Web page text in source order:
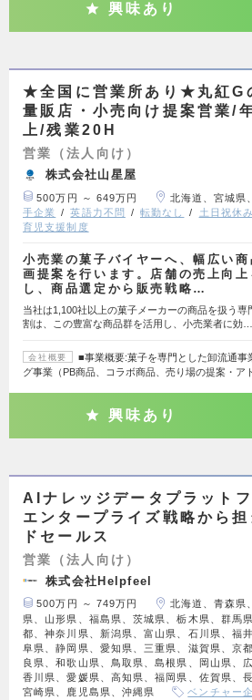
興味あり
★全国に営業所あり★丸紅G
量販店・小売向け提案営業/
上/残業20H
営業（法人向け）
株式会社山星屋
500万円 ～ 649万円 北海道、宮城県
手企業
英語力不問 転勤なし 土日祝休み
育児支援制度
小売業の菓子バイヤーへ、幅広い商
画提案を行います。店舗の売上向上
し、商品選定から販売戦略…
当社は1,100社以上の菓子メーカーの商品を扱う
割は、この豊富な商品群を活用し、小売業者に効…
会社概要
■事業概要:菓子を専門とした卸流通事
グ事業（PB商品、コラボ商品、売り場の提案・ア
興味あり
AIナレッジデータプラット
エンタープライズ戦略から
ドセールス
営業（法人向け）
株式会社Helpfeel
500万円 ～ 749万円
北海道、青森県
県、山形県、福島県、茨城県、栃木県、群馬
都、神奈川県、新潟県、富山県、石川県、福
阜県、静岡県、愛知県、三重県、滋賀県、京
良県、和歌山県、鳥取県、島根県、岡山県、
香川県、愛媛県、高知県、福岡県、佐賀県、
宮崎県、鹿児島県、沖縄県
ベンチャー